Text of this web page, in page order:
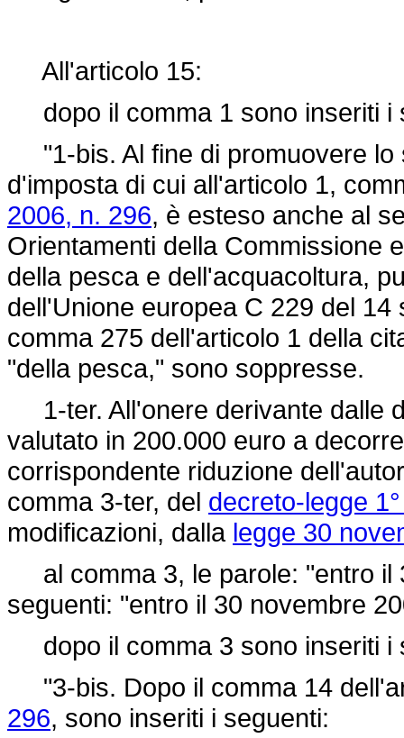
All'articolo 15:
dopo il comma 1 sono inseriti i
"1-bis. Al fine di promuovere lo
d'imposta di cui all'articolo 1,
2006, n. 296, è esteso anche al
Orientamenti della Commissione
della pesca e dell'acquacoltura,
dell'Unione europea C 229 del
comma 275 dell'articolo 1 della
"della pesca," sono soppresse.
1-ter. All'onere derivante dalle
valutato in 200.000 euro a
corrispondente riduzione
comma 3-ter, del decreto-legge
modificazioni, dalla legge 30
al comma 3, le parole: "entro il
seguenti: "entro il 30 novembre
dopo il comma 3 sono inseriti i
"3-bis. Dopo il comma 14
296, sono inseriti i seguenti: